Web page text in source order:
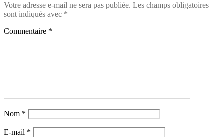
Votre adresse e-mail ne sera pas publiée. Les champs obligatoires
sont indiqués avec *
Commentaire *
Nom *
E-mail *